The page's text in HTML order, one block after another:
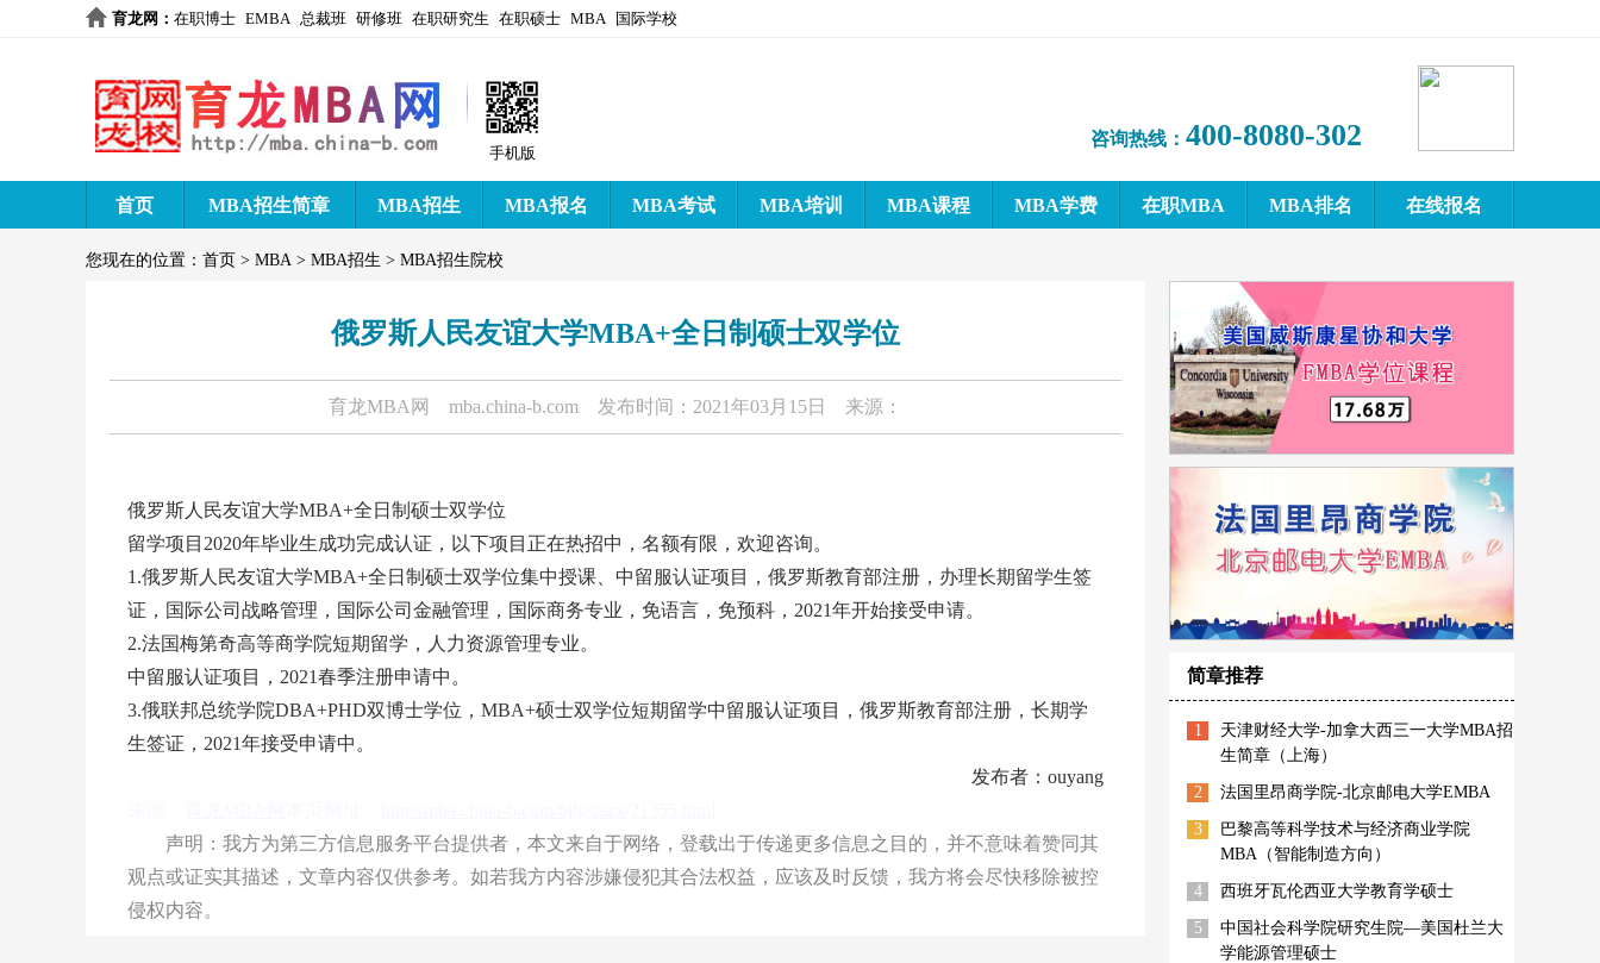
育龙网 ： 在职博士 EMBA 总裁班 研修班 在职研究生 在职硕士 MBA 国际学校
手机版
咨询热线： 400-8080-302
首页 MBA招生简章 MBA招生 MBA报名 MBA考试 MBA培训 MBA课程 MBA学费 在职MBA MBA排名 在线报名
您现在的位置： 首页 > MBA > MBA招生 > MBA招生院校
俄罗斯人民友谊大学MBA+全日制硕士双学位
育龙MBA网 mba.china-b.com 发布时间：2021年03月15日 来源：
俄罗斯人民友谊大学MBA+全日制硕士双学位
留学项目2020年毕业生成功完成认证，以下项目正在热招中，名额有限，欢迎咨询。
1.俄罗斯人民友谊大学MBA+全日制硕士双学位集中授课、中留服认证项目，俄罗斯教育部注册，办理长期留学生签
证，国际公司战略管理，国际公司金融管理，国际商务专业，免语言，免预科，2021年开始接受申请。
2.法国梅第奇高等商学院短期留学，人力资源管理专业。
中留服认证项目，2021春季注册申请中。
3.俄联邦总统学院DBA+PHD双博士学位，MBA+硕士双学位短期留学中留服认证项目，俄罗斯教育部注册，长期学
生签证，2021年接受申请中。
发布者：ouyang
声明：我方为第三方信息服务平台提供者，本文来自于网络，登载出于传递更多信息之目的，并不意味着赞同其
观点或证实其描述，文章内容仅供参考。如若我方内容涉嫌侵犯其合法权益，应该及时反馈，我方将会尽快移除被控
侵权内容。
简章推荐
1
天津财经大学-加拿大西三一大学MBA招
生简章（上海）
2 法国里昂商学院-北京邮电大学EMBA
3
巴黎高等科学技术与经济商业学院
MBA（智能制造方向）
4 西班牙瓦伦西亚大学教育学硕士
5
中国社会科学院研究生院—美国杜兰大
学能源管理硕士